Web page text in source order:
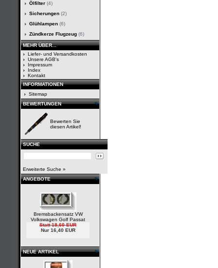
Ölfilter(4)
Sicherungen(2)
Glühlampen(6)
Zündkerze Flugzeug(6)
MEHR ÜBER...
Liefer- und Versandkosten
Unsere AGB's
Impressum
Index
Kontakt
INFORMATIONEN
Sitemap
BEWERTUNGEN
Bewerten Sie
diesen Artikel!
SUCHE
Erweiterte Suche »
ANGEBOTE
Bremsbackensatz VW
Volkswagen Golf Passat
Statt 18,60 EUR
Nur 16,40 EUR
NEUE ARTIKEL